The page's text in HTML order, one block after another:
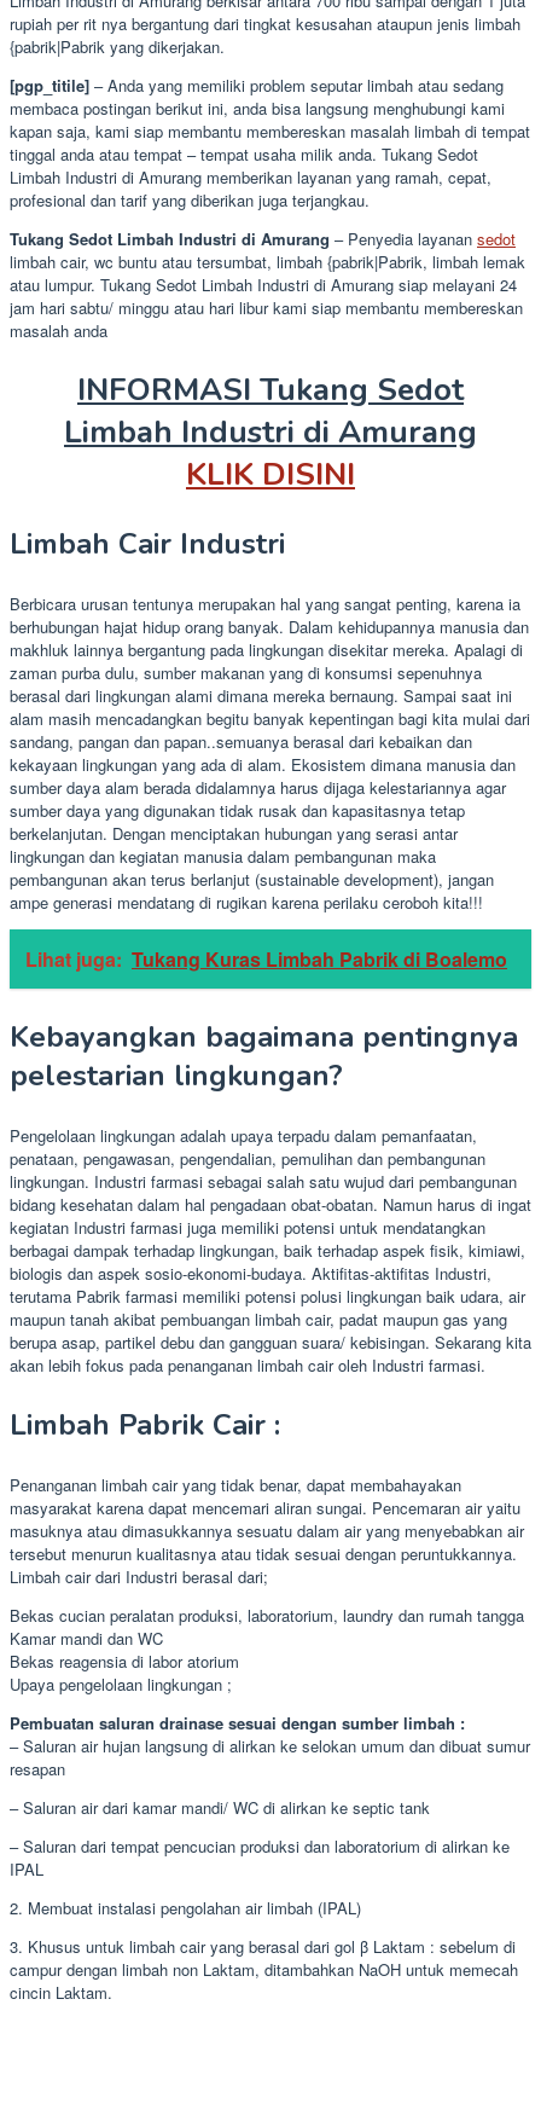
rupiah per rit nya bergantung dari tingkat kesusahan ataupun jenis limbah
{pabrik|Pabrik yang dikerjakan.
[pgp_titile] – Anda yang memiliki problem seputar limbah atau sedang
membaca postingan berikut ini, anda bisa langsung menghubungi kami
kapan saja, kami siap membantu membereskan masalah limbah di tempat
tinggal anda atau tempat – tempat usaha milik anda. Tukang Sedot
Limbah Industri di Amurang memberikan layanan yang ramah, cepat,
profesional dan tarif yang diberikan juga terjangkau.
Tukang Sedot Limbah Industri di Amurang – Penyedia layanan sedot
limbah cair, wc buntu atau tersumbat, limbah {pabrik|Pabrik, limbah lemak
atau lumpur. Tukang Sedot Limbah Industri di Amurang siap melayani 24
jam hari sabtu/ minggu atau hari libur kami siap membantu membereskan
masalah anda
INFORMASI Tukang Sedot
Limbah Industri di Amurang
KLIK DISINI
Limbah Cair Industri
Berbicara urusan tentunya merupakan hal yang sangat penting, karena ia
berhubungan hajat hidup orang banyak. Dalam kehidupannya manusia dan
makhluk lainnya bergantung pada lingkungan disekitar mereka. Apalagi di
zaman purba dulu, sumber makanan yang di konsumsi sepenuhnya
berasal dari lingkungan alami dimana mereka bernaung. Sampai saat ini
alam masih mencadangkan begitu banyak kepentingan bagi kita mulai dari
sandang, pangan dan papan..semuanya berasal dari kebaikan dan
kekayaan lingkungan yang ada di alam. Ekosistem dimana manusia dan
sumber daya alam berada didalamnya harus dijaga kelestariannya agar
sumber daya yang digunakan tidak rusak dan kapasitasnya tetap
berkelanjutan. Dengan menciptakan hubungan yang serasi antar
lingkungan dan kegiatan manusia dalam pembangunan maka
pembangunan akan terus berlanjut (sustainable development), jangan
ampe generasi mendatang di rugikan karena perilaku ceroboh kita!!!
Lihat juga: Tukang Kuras Limbah Pabrik di Boalemo
Kebayangkan bagaimana pentingnya
pelestarian lingkungan?
Pengelolaan lingkungan adalah upaya terpadu dalam pemanfaatan,
penataan, pengawasan, pengendalian, pemulihan dan pembangunan
lingkungan. Industri farmasi sebagai salah satu wujud dari pembangunan
bidang kesehatan dalam hal pengadaan obat-obatan. Namun harus di ingat
kegiatan Industri farmasi juga memiliki potensi untuk mendatangkan
berbagai dampak terhadap lingkungan, baik terhadap aspek fisik, kimiawi,
biologis dan aspek sosio-ekonomi-budaya. Aktifitas-aktifitas Industri,
terutama Pabrik farmasi memiliki potensi polusi lingkungan baik udara, air
maupun tanah akibat pembuangan limbah cair, padat maupun gas yang
berupa asap, partikel debu dan gangguan suara/ kebisingan. Sekarang kita
akan lebih fokus pada penanganan limbah cair oleh Industri farmasi.
Limbah Pabrik Cair :
Penanganan limbah cair yang tidak benar, dapat membahayakan
masyarakat karena dapat mencemari aliran sungai. Pencemaran air yaitu
masuknya atau dimasukkannya sesuatu dalam air yang menyebabkan air
tersebut menurun kualitasnya atau tidak sesuai dengan peruntukkannya.
Limbah cair dari Industri berasal dari;
Bekas cucian peralatan produksi, laboratorium, laundry dan rumah tangga
Kamar mandi dan WC
Bekas reagensia di labor atorium
Upaya pengelolaan lingkungan ;
Pembuatan saluran drainase sesuai dengan sumber limbah :
– Saluran air hujan langsung di alirkan ke selokan umum dan dibuat sumur
resapan
– Saluran air dari kamar mandi/ WC di alirkan ke septic tank
– Saluran dari tempat pencucian produksi dan laboratorium di alirkan ke
IPAL
2. Membuat instalasi pengolahan air limbah (IPAL)
3. Khusus untuk limbah cair yang berasal dari gol β Laktam : sebelum di
campur dengan limbah non Laktam, ditambahkan NaOH untuk memecah
cincin Laktam.